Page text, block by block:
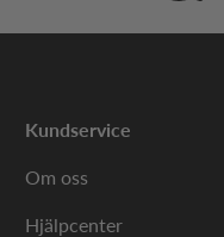
Kundservice
Om oss
Hjälpcenter